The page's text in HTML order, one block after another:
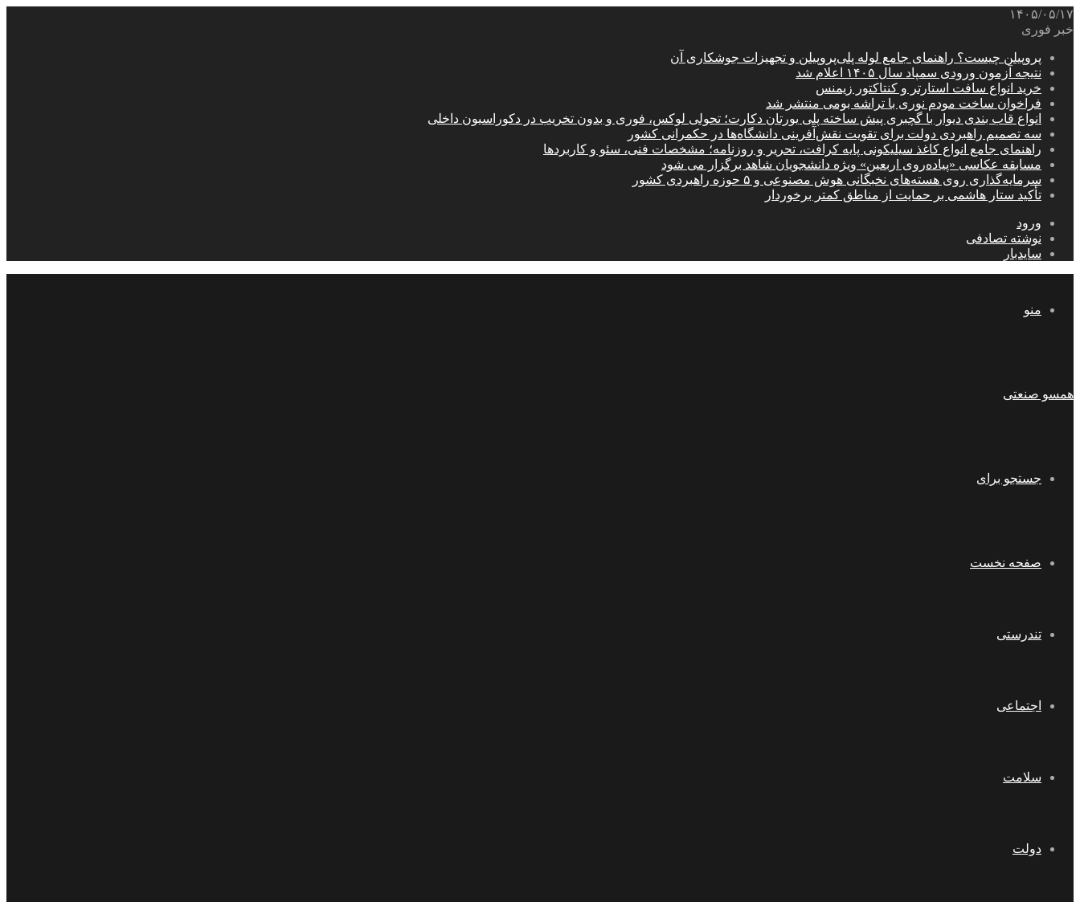
۱۴۰۵/۰۵/۱۷
خبر فوری
پروپیلن چیست؟ راهنمای جامع لوله پلی‌پروپیلن و تجهیزات جوشکاری آن
نتیجه آزمون ورودی سمپاد سال ۱۴۰۵ اعلام شد
خرید انواع سافت استارتر و کنتاکتور زیمنس
فراخوان ساخت مودم نوری با تراشه بومی منتشر شد
انواع قاب بندی دیوار با گچبری پیش ساخته پلی یورتان دکارت؛ تحولی لوکس، فوری و بدون تخریب در دکوراسیون داخلی
سه تصمیم راهبردی دولت برای تقویت نقش‌آفرینی دانشگاه‌ها در حکمرانی کشور
راهنمای جامع انواع کاغذ سیلیکونی پایه کرافت، تحریر و روزنامه؛ مشخصات فنی، سئو و کاربردها
مسابقه عکاسی «پیاده‌روی اربعین» ویژه دانشجویان شاهد برگزار می شود
سرمایه‌گذاری روی هسته‌های نخبگانی هوش مصنوعی و ۵ حوزه راهبردی کشور
تأکید ستار هاشمی بر حمایت از مناطق کمتر برخوردار
ورود
نوشته تصادفی
سایدبار
منو
همسو صنعتی
جستجو برای
صفحه نخست
تندرستی
اجتماعی
سلامت
دولت